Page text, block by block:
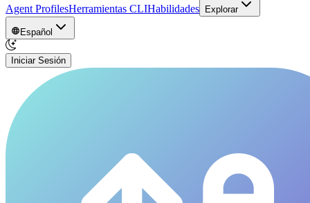
Agent ProfilesHerramientas CLIHabilidades Explorar
Español
Iniciar Sesión